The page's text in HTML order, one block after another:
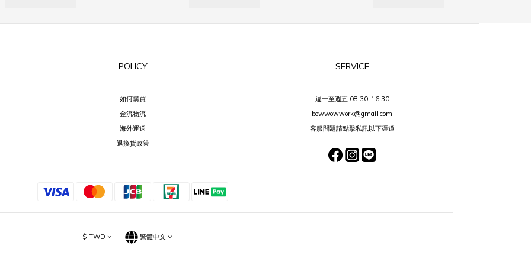
POLICY
如何購買
金流物流
海外運送
退換貨政策
SERVICE
週一至週五 08:30-16:30
bowwowwork@gmail.com
客服問題請點擊私訊以下渠道
$ TWD 繁體中文